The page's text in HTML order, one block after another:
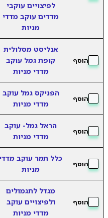
לפיצויים עוקבי
מדדים עוקב מדדי
מניות
הוסף
אנליסט מסלולית
קופת גמל עוקב
מדדי מניות
הוסף
הפניקס גמל עוקב
מדדי מניות
הוסף
הראל גמל- עוקב
מדדי מניות
הוסף
כלל תמר עוקב מדדי
מניות
הוסף
מגדל לתגמולים
ולפיצויים עוקב
מדדי מניות